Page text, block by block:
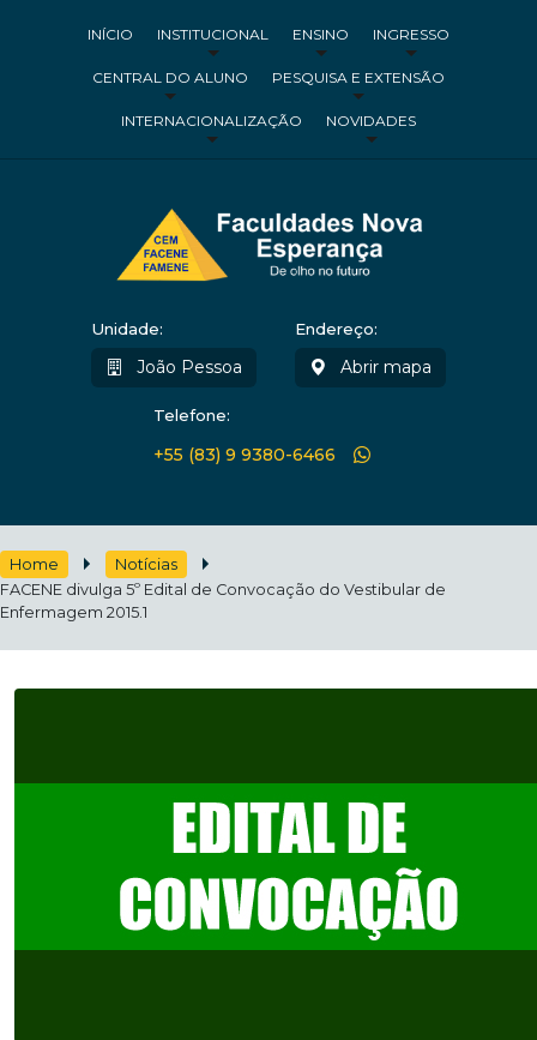
INÍCIO INSTITUCIONAL ENSINO INGRESSO
CENTRAL DO ALUNO PESQUISA E EXTENSÃO
INTERNACIONALIZAÇÃO NOVIDADES
Unidade:
João Pessoa
Endereço:
Abrir mapa
Telefone:
+55 (83) 9 9380-6466
Home
Notícias
FACENE divulga 5º Edital de Convocação do Vestibular de
Enfermagem 2015.1